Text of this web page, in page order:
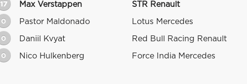
17 Max Verstappen STR Renault
0 Pastor Maldonado Lotus Mercedes
0 Daniil Kvyat Red Bull Racing Renault
0 Nico Hulkenberg Force India Mercedes